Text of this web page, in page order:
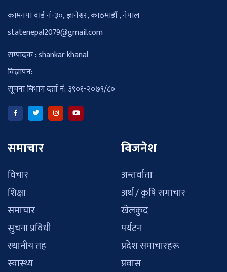
कामनपा वार्ड नं-३०, ज्ञानेश्वर, काठमाडौँ , नेपाल
statenepal2079@gmail.com
सम्पादक : shankar khanal
विज्ञापन:
सूचना बिभाग दर्ता नं: ३९०१-२०७९/८०
समाचार
विचार
शिक्षा
समाचार
सुचना प्रविधी
स्थानीय तह
स्वास्थ्य
विजनेश
अन्तर्वाता
अर्थ / कृषि समाचार
खेलकुद
पर्यटन
प्रदेश समाचारहरू
प्रवास